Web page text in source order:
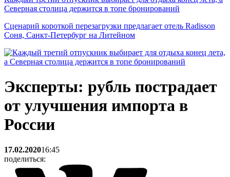
Северная столица держится в топе бронирований
Сценарий короткой перезагрузки предлагает отель Radisson
Соня, Санкт-Петербург на Литейном
Эксперты: рубль пострадает
от улучшения импорта в
России
17.02.202016:45
поделиться: